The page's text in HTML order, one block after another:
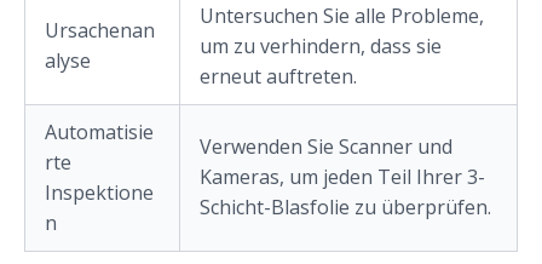
Ursachenan
alyse
Untersuchen Sie alle Probleme,
um zu verhindern, dass sie
erneut auftreten.
Automatisie
rte
Inspektione
n
Verwenden Sie Scanner und
Kameras, um jeden Teil Ihrer 3-
Schicht-Blasfolie zu überprüfen.